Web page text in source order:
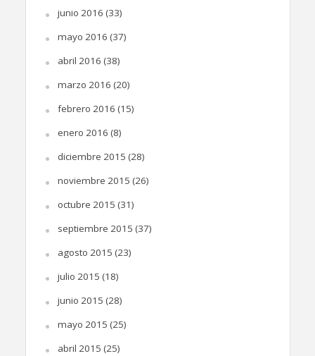
junio 2016 (33)
mayo 2016 (37)
abril 2016 (38)
marzo 2016 (20)
febrero 2016 (15)
enero 2016 (8)
diciembre 2015 (28)
noviembre 2015 (26)
octubre 2015 (31)
septiembre 2015 (37)
agosto 2015 (23)
julio 2015 (18)
junio 2015 (28)
mayo 2015 (25)
abril 2015 (25)